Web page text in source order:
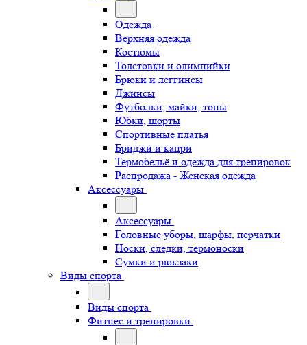
Одежда
Верхняя одежда
Костюмы
Толстовки и олимпийки
Брюки и леггинсы
Джинсы
Футболки, майки, топы
Юбки, шорты
Спортивные платья
Бриджи и капри
Термобельё и одежда для тренировок
Распродажа - Женская одежда
Аксессуары
Аксессуары
Головные уборы, шарфы, перчатки
Носки, следки, термоноски
Сумки и рюкзаки
Виды спорта
Виды спорта
Фитнес и тренировки